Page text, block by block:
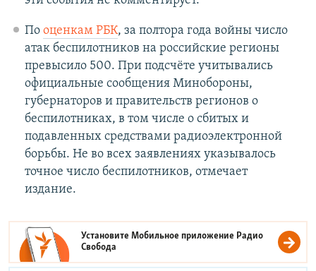
По оценкам РБК, за полтора года войны число
атак беспилотников на российские регионы
превысило 500. При подсчёте учитывались
официальные сообщения Минобороны,
губернаторов и правительств регионов о
беспилотниках, в том числе о сбитых и
подавленных средствами радиоэлектронной
борьбы. Не во всех заявлениях указывалось
точное число беспилотников, отмечает
издание.
Установите Мобильное приложение Радио
Свобода